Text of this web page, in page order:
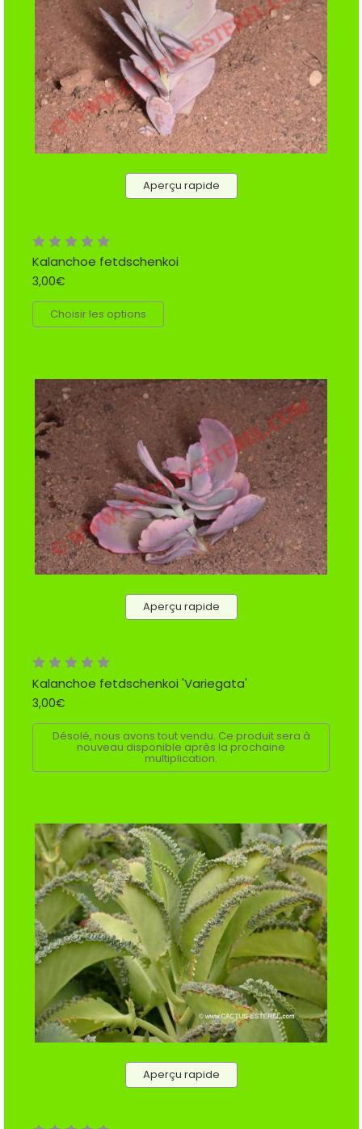
Aperçu rapide
Kalanchoe fetdschenkoi
3,00€
Choisir les options
Aperçu rapide
Kalanchoe fetdschenkoi 'Variegata'
3,00€
Désolé, nous avons tout vendu. Ce produit sera à
nouveau disponible après la prochaine
multiplication.
Aperçu rapide